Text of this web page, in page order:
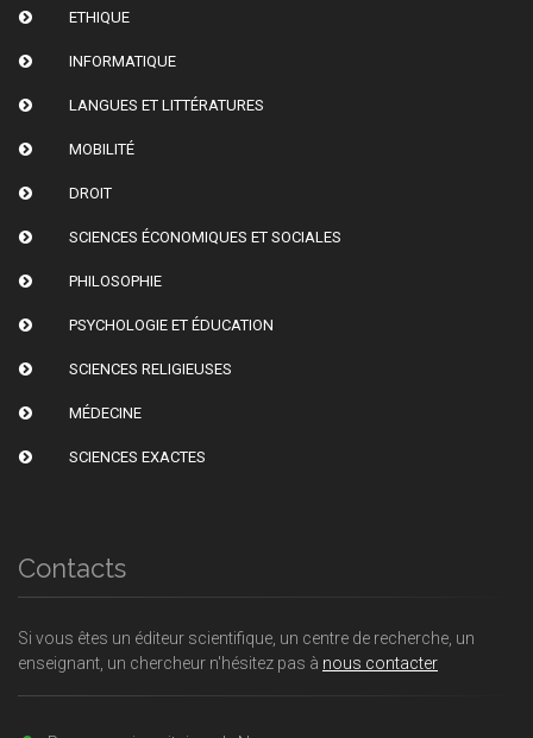
ETHIQUE
INFORMATIQUE
LANGUES ET LITTÉRATURES
MOBILITÉ
DROIT
SCIENCES ÉCONOMIQUES ET SOCIALES
PHILOSOPHIE
PSYCHOLOGIE ET ÉDUCATION
SCIENCES RELIGIEUSES
MÉDECINE
SCIENCES EXACTES
Contacts
Si vous êtes un éditeur scientifique, un centre de recherche, un
enseignant, un chercheur n'hésitez pas à nous contacter